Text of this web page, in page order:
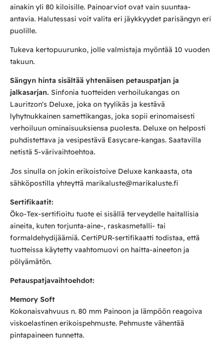
ainakin yli 80 kiloisille. Painoarviot ovat vain suuntaa-
antavia. Halutessasi voit valita eri jäykkyydet parisängyn eri
puolille.
Tukeva kertopuurunko, jolle valmistaja myöntää 10 vuoden
takuun.
Sängyn hinta sisältää yhtenäisen petauspatjan ja
jalkasarjan. Sinfonia tuotteiden verhoilukangas on
Lauritzon's Deluxe, joka on tyylikäs ja kestävä
lyhytnukkainen samettikangas, joka sopii erinomaisesti
verhoiluun ominaisuuksiensa puolesta. Deluxe on helposti
puhdistettava ja vesipestävä Easycare-kangas. Saatavilla
netistä 5-värivaihtoehtoa.
Jos sinulla on jokin erikoistoive Deluxe kankaasta, ota
sähköpostilla yhteyttä marikaluste@marikaluste.fi
Sertifikaatit:
Öko-Tex-sertifioitu tuote ei sisällä terveydelle haitallisia
aineita, kuten torjunta-aine-, raskasmetalli- tai
formaldehydijäämiä. CertiPUR-sertifikaatti todistaa, että
tuotteissa käytetty vaahtomuovi on haitta-aineeton ja
pölyämätön.
Petauspatjavaihtoehdot:
Memory Soft
Kokonaisvahvuus n. 80 mm Painoon ja lämpöön reagoiva
viskoelastinen erikoispehmuste. Pehmuste vähentää
pintapaineen tunnetta.